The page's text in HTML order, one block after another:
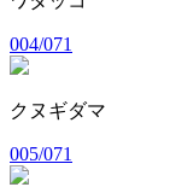
004/071
クヌギダマ
005/071